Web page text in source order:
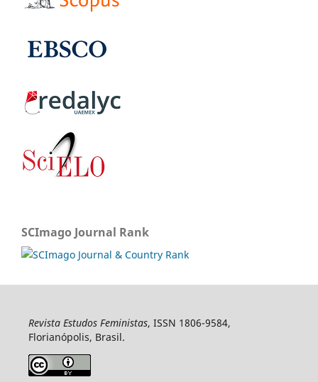
SCImago Journal Rank
Revista Estudos Feministas, ISSN 1806-9584,
Florianópolis, Brasil.